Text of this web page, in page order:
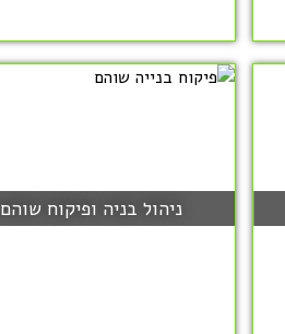
ניהול בניה ופיקוח שוהם